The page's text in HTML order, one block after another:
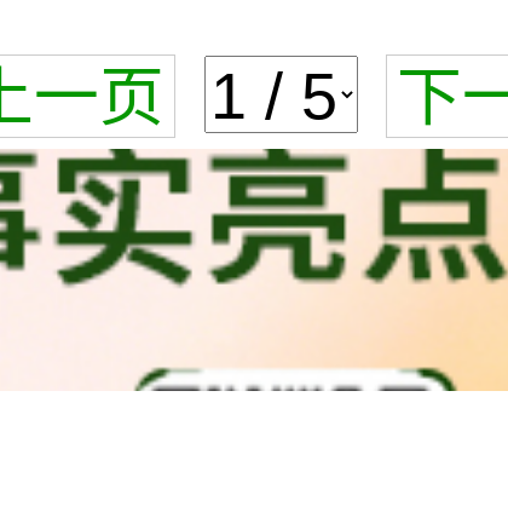
上一页 下